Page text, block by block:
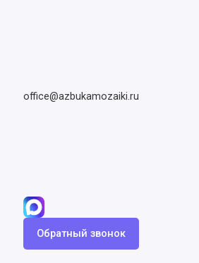
office@azbukamozaiki.ru
Обратный звонок